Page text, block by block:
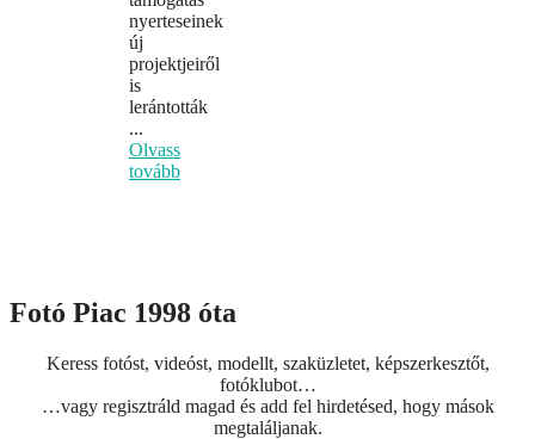
nyerteseinek
új
projektjeiről
is
lerántották
...
Olvass
tovább
Fotó Piac 1998 óta
Keress fotóst, videóst, modellt, szaküzletet, képszerkesztőt,
fotóklubot…
…vagy regisztráld magad és add fel hirdetésed, hogy mások
megtaláljanak.